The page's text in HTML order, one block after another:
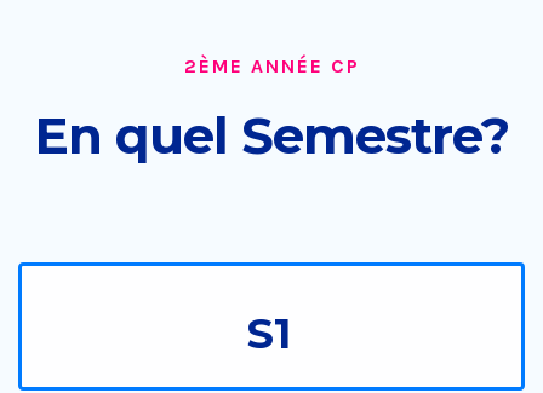
2ÈME ANNÉE CP
En quel Semestre?
S1